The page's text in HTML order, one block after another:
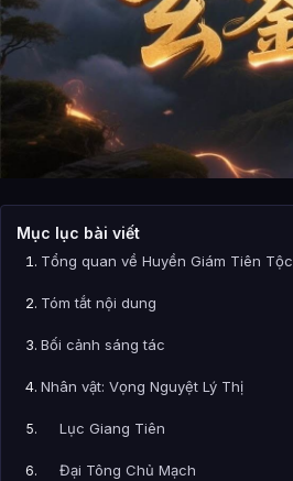
Mục lục bài viết
Tổng quan về Huyền Giám Tiên Tộc
Tóm tắt nội dung
Bối cảnh sáng tác
Nhân vật: Vọng Nguyệt Lý Thị
Lục Giang Tiên
Đại Tông Chủ Mạch